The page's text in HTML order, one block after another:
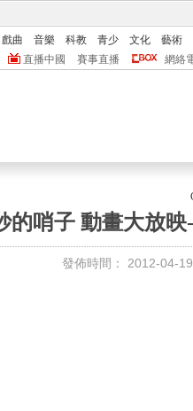
戲曲 音樂 科教 青少 文化
藝術
直播中國 賽事直播 網絡
的哨子 動畫大放映
發佈時間： 2012-04-